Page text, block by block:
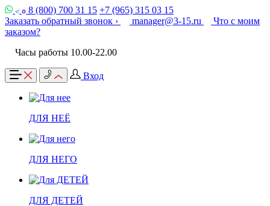
8 (800) 700 31 15 +7 (965) 315 03 15
Заказать обратный звонок ›
manager@3-15.ru
Что с моим
заказом?
Часы работы 10.00-22.00
Вход
ДЛЯ НЕЁ
ДЛЯ НЕГО
ДЛЯ ДЕТЕЙ